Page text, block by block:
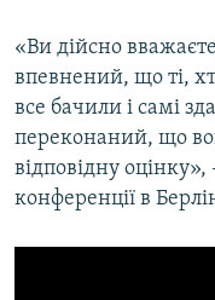
Усі сайти RFE/RL
«Ви дійсно
впевнений, що ті,
все бачили і самі
переконаний, що
відповідну
конференції в